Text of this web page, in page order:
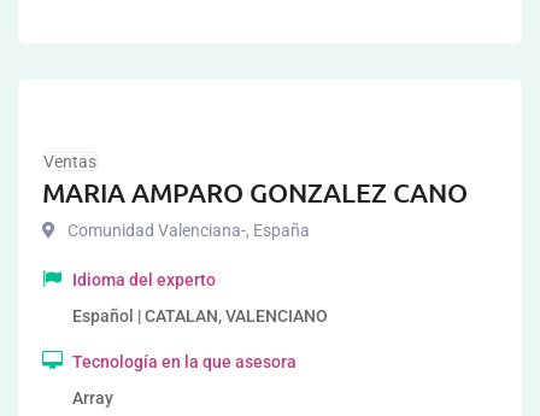
Ventas
MARIA AMPARO GONZALEZ CANO
Comunidad Valenciana-, España
Idioma del experto
Español | CATALAN, VALENCIANO
Tecnología en la que asesora
Array